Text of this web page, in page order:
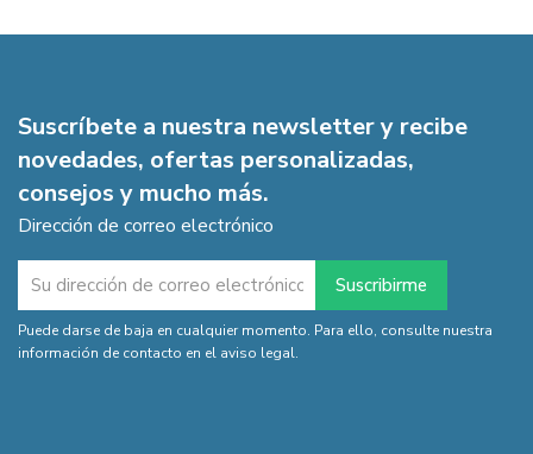
Suscríbete a nuestra newsletter y recibe
novedades, ofertas personalizadas,
consejos y mucho más.
Dirección de correo electrónico
Puede darse de baja en cualquier momento. Para ello, consulte nuestra
información de contacto en el aviso legal.